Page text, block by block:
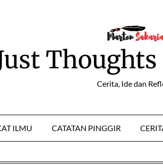
Cerita, Ide dan
ILMU CATATAN PINGGIR